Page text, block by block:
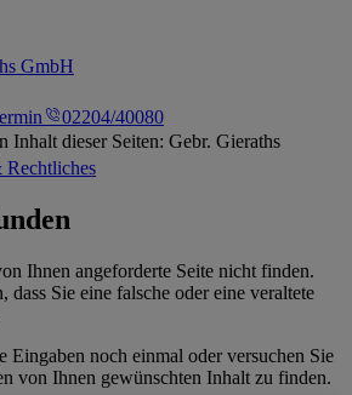
GmbH
02204/40080
Inhalt dieser Seiten: Gebr. Gieraths
Rechtliches
Ihnen angeforderte Seite nicht finden.
dass Sie eine falsche oder eine veraltete
Eingaben noch einmal oder versuchen Sie
von Ihnen gewünschten Inhalt zu finden.